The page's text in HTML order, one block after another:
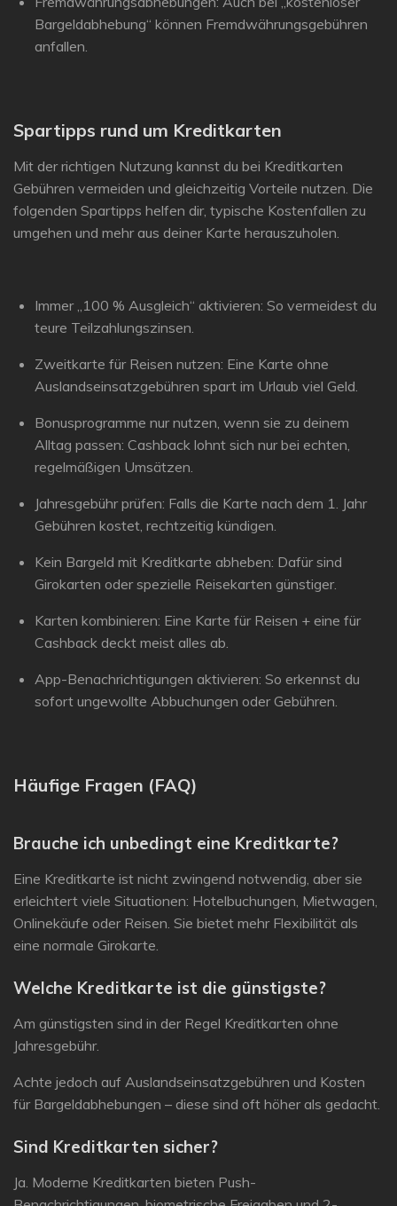
Bargeldabhebung“ können Fremdwährungsgebühren
anfallen.
Spartipps rund um Kreditkarten
Mit der richtigen Nutzung kannst du bei Kreditkarten
Gebühren vermeiden und gleichzeitig Vorteile nutzen. Die
folgenden Spartipps helfen dir, typische Kostenfallen zu
umgehen und mehr aus deiner Karte herauszuholen.
Immer „100 % Ausgleich“ aktivieren: So vermeidest du
teure Teilzahlungszinsen.
Zweitkarte für Reisen nutzen: Eine Karte ohne
Auslandseinsatzgebühren spart im Urlaub viel Geld.
Bonusprogramme nur nutzen, wenn sie zu deinem
Alltag passen: Cashback lohnt sich nur bei echten,
regelmäßigen Umsätzen.
Jahresgebühr prüfen: Falls die Karte nach dem 1. Jahr
Gebühren kostet, rechtzeitig kündigen.
Kein Bargeld mit Kreditkarte abheben: Dafür sind
Girokarten oder spezielle Reisekarten günstiger.
Karten kombinieren: Eine Karte für Reisen + eine für
Cashback deckt meist alles ab.
App-Benachrichtigungen aktivieren: So erkennst du
sofort ungewollte Abbuchungen oder Gebühren.
Häufige Fragen (FAQ)
Brauche ich unbedingt eine Kreditkarte?
Eine Kreditkarte ist nicht zwingend notwendig, aber sie
erleichtert viele Situationen: Hotelbuchungen, Mietwagen,
Onlinekäufe oder Reisen. Sie bietet mehr Flexibilität als
eine normale Girokarte.
Welche Kreditkarte ist die günstigste?
Am günstigsten sind in der Regel Kreditkarten ohne
Jahresgebühr.
Achte jedoch auf Auslandseinsatzgebühren und Kosten
für Bargeldabhebungen – diese sind oft höher als gedacht.
Sind Kreditkarten sicher?
Ja. Moderne Kreditkarten bieten Push-